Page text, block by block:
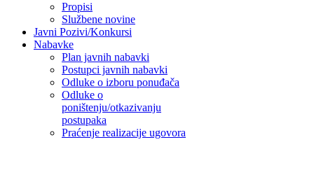
Propisi
Službene novine
Javni Pozivi/Konkursi
Nabavke
Plan javnih nabavki
Postupci javnih nabavki
Odluke o izboru ponuđača
Odluke o
poništenju/otkazivanju
postupaka
Praćenje realizacije ugovora